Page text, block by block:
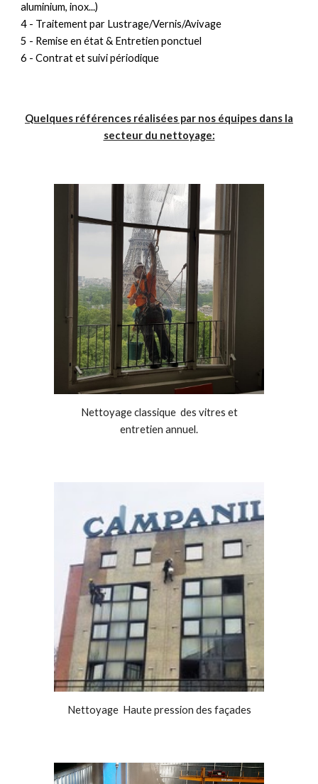
aluminium, inox...)
4 - Traitement par Lustrage/Vernis/Avivage
5 - Remise en état & Entretien ponctuel
6 - Contrat et suivi périodique
Quelques références réalisées par nos équipes dans la
secteur du nettoyage:
Nettoyage classique des vitres et
entretien annuel.
Nettoyage Haute pression des façades